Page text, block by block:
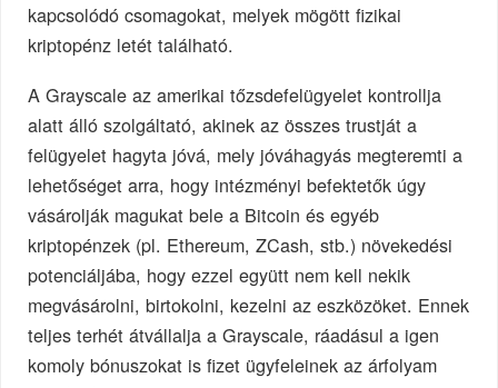
kapcsolódó csomagokat, melyek mögött fizikai
kriptopénz letét található.
A Grayscale az amerikai tőzsdefelügyelet kontrollja
alatt álló szolgáltató, akinek az összes trustját a
felügyelet hagyta jóvá, mely jóváhagyás megteremti a
lehetőséget arra, hogy intézményi befektetők úgy
vásárolják magukat bele a Bitcoin és egyéb
kriptopénzek (pl. Ethereum, ZCash, stb.) növekedési
potenciáljába, hogy ezzel együtt nem kell nekik
megvásárolni, birtokolni, kezelni az eszközöket. Ennek
teljes terhét átvállalja a Grayscale, ráadásul a igen
komoly bónuszokat is fizet ügyfeleinek az árfolyam